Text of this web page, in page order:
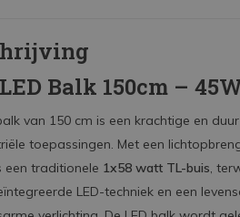
Balk 150cm –
van 150 cm is een krachtige en
toepassingen. Met een
traditionele 1x58 watt TL-buis,
LED-techniek en een